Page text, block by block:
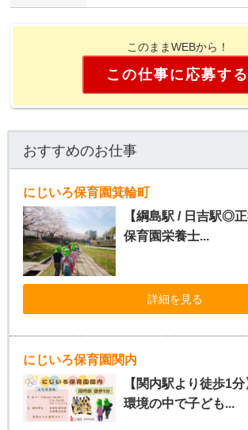
このままWEBから！
この仕事に応募する
おすすめのお仕事
にじいろ保育園箕輪町
【綱島駅 / 日吉駅◎正
保育園栄養士...
詳細を見る
にじいろ保育園関内
【関内駅より徒歩1
環境の中で子ども...